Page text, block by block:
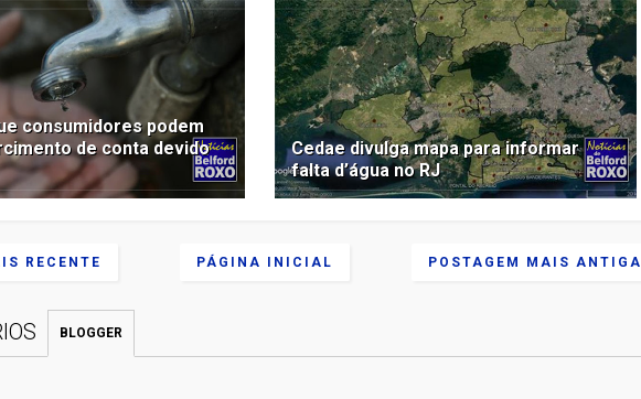
consumidores podem
de conta devido
Cedae divulga mapa para informar
falta d’água no RJ
RECENTE POSTAGEM MAIS ANTIGA
PÁGINA INICIAL
BLOGGER